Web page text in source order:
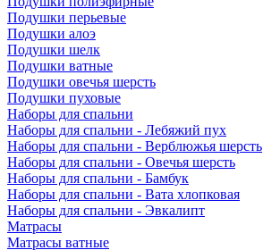
Подушки перьевые
Подушки алоэ
Подушки шелк
Подушки ватные
Подушки овечья шерсть
Подушки пуховые
Наборы для спальни
Наборы для спальни - Лебяжий пух
Наборы для спальни - Верблюжья шерсть
Наборы для спальни - Овечья шерсть
Наборы для спальни - Бамбук
Наборы для спальни - Вата хлопковая
Наборы для спальни - Эвкалипт
Матрасы
Матрасы ватные